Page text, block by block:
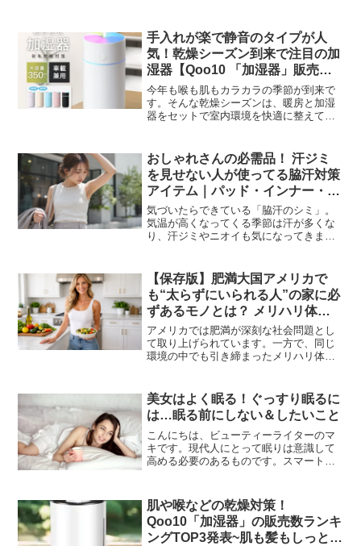
手入れが楽で静音のタイプが人
気！乾燥シーズン到来で注目の加
湿器【Qoo10 「加湿器」販売数
ランキング】
今年も喉も肌もカラカラの季節が到来で
す。そんな乾燥シーズンは、暖房と加湿
器をセットで室内環境を快適に整えてい
合ショッピングモール「Qoo10」を運営
するeBay Jap...
おしゃれさんの必需品！ 汗ジミ
を見せない人が使ってる脇汗対策
アイテム｜パッド・インナー・部
分下着の選び方
気づいたらできている「脇汗のシミ」。
気温が高くなってくる季節は汗が多くな
り、汗ジミやニオイも気になってきま
テムがたくさん登場していて、パッドだ
けでなくインナーや部分下着...
【保存版】肥満大国アメリカで
も“太らずにいられる人”の家に必
ずあるモノとは？ メリハリ体型
をつくるライフスタイルを徹底分
析！
アメリカでは肥満が深刻な社会問題とし
て取り上げられています。一方で、同じ
環境の中でも引き締まったメリハリ体型
あるのでしょうか。近年、SNSの普及で
人々のライフスタイルを...
美女はよく眠る！ぐっすり眠るに
は…眠る前にしない＆したいこと
こんにちは、ビューティーライターのマ
キです。現代人にとって眠りは意識して
高める必要のあるものです。スマートフ
ます。またデジタル化が進み、オフィス
でも体を使うことが少なく...
肌や喉などの乾燥対策！
Qoo10「加湿器」の販売数ランキ
ングTOP3発表~肌も髪もしっとり